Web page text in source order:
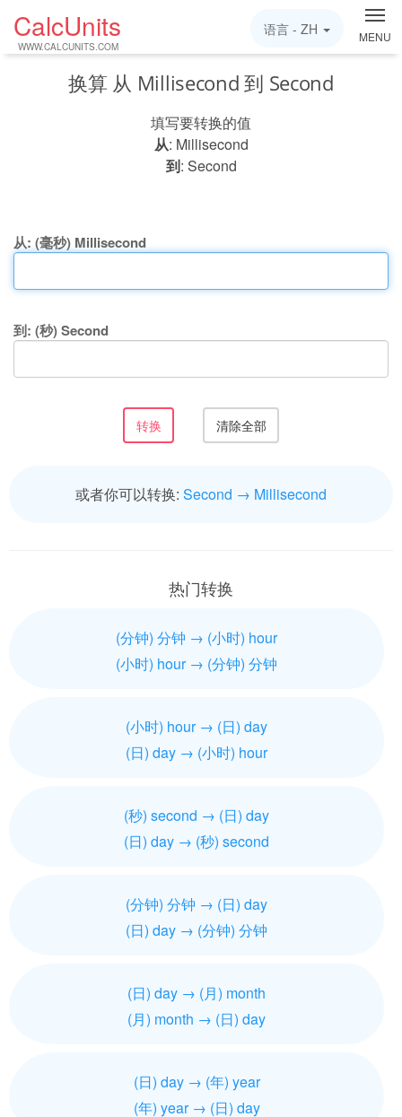
CalcUnits
WWW.CALCUNITS.COM
MENU
语言 - ZH
换算 从 Millisecond 到 Second
填写要转换的值
从: Millisecond
到: Second
从: (毫秒) Millisecond
到: (秒) Second
或者你可以转换: Second → Millisecond
热门转换
(分钟) 分钟 → (小时) hour
(小时) hour → (分钟) 分钟
(小时) hour → (日) day
(日) day → (小时) hour
(秒) second → (日) day
(日) day → (秒) second
(分钟) 分钟 → (日) day
(日) day → (分钟) 分钟
(日) day → (月) month
(月) month → (日) day
(日) day → (年) year
(年) year → (日) day